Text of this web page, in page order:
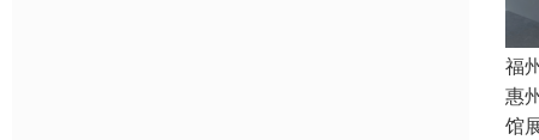
福
惠
馆